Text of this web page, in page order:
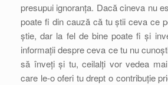
presupui ignoranța. Dacă cineva nu
poate fi din cauză că tu știi ceva ce
știe, dar la fel de bine poate fi și
informații despre ceva ce tu nu
să înveți și tu, ceilalți vor vedea
care le-o oferi tu drept o contribuție